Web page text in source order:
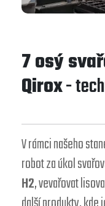
7 osý
Qirox-
V rámci našeho
robot za úkol
H2, vevařovat